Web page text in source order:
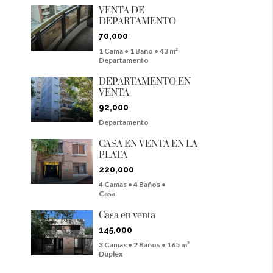
VENTA DE
DEPARTAMENTO
70,000
1 Cama • 1 Baño • 43 m²
Departamento
DEPARTAMENTO EN
VENTA
92,000
Departamento
CASA EN VENTA EN LA
PLATA
220,000
4 Camas • 4 Baños •
Casa
Casa en venta
145,000
3 Camas • 2 Baños • 165 m²
Duplex